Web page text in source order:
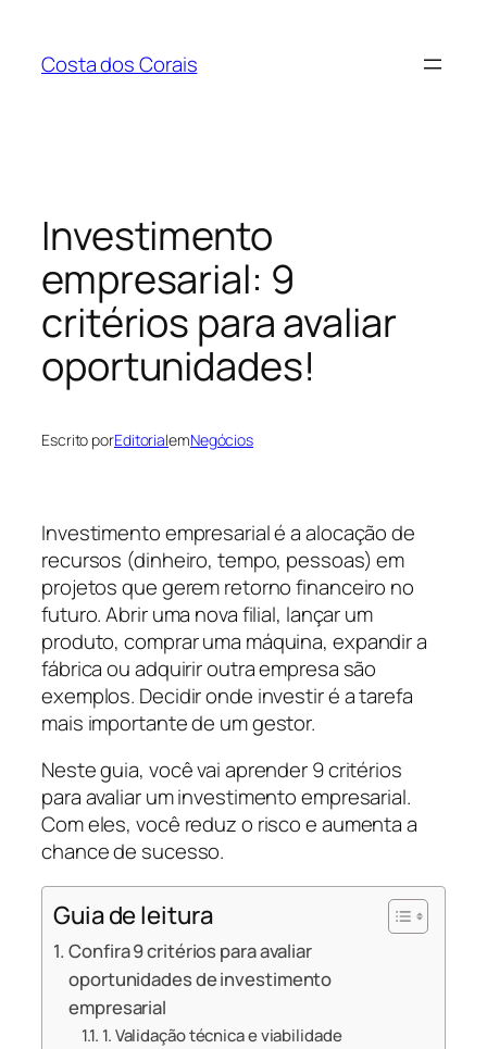
Costa dos Corais
Investimento
empresarial: 9
critérios para avaliar
oportunidades!
Escrito porEditorialemNegócios
Investimento empresarial é a alocação de
recursos (dinheiro, tempo, pessoas) em
projetos que gerem retorno financeiro no
futuro. Abrir uma nova filial, lançar um
produto, comprar uma máquina, expandir a
fábrica ou adquirir outra empresa são
exemplos. Decidir onde investir é a tarefa
mais importante de um gestor.
Neste guia, você vai aprender 9 critérios
para avaliar um investimento empresarial.
Com eles, você reduz o risco e aumenta a
chance de sucesso.
Guia de leitura
Confira 9 critérios para avaliar
oportunidades de investimento
empresarial
1. Validação técnica e viabilidade